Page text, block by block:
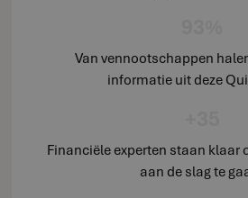
Van vennootschappen
informatie uit deze
Financiële experten staan klaar
aan de slag te